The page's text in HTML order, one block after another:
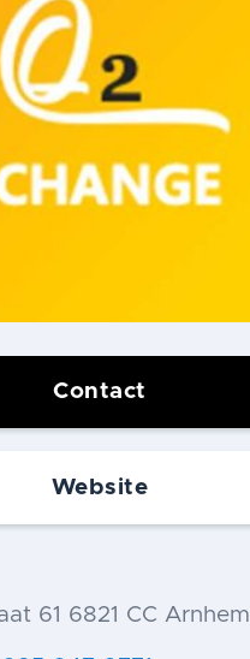
Contact
Website
61 6821 CC Arnhem